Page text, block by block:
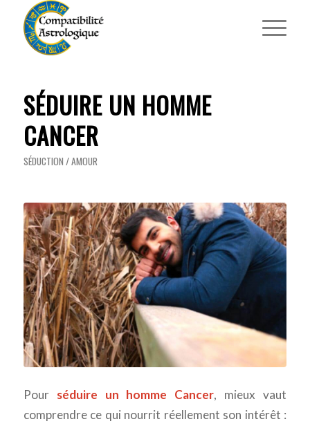
SÉDUIRE UN HOMME
CANCER
SÉDUCTION / AMOUR
Pour séduire un homme Cancer, mieux vaut
comprendre ce qui nourrit réellement son intérêt :